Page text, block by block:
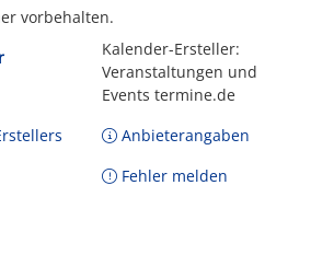
vorbehalten.
Kalender-Ersteller:
Veranstaltungen und
Events termine.de
Anbieterangaben
Fehler melden